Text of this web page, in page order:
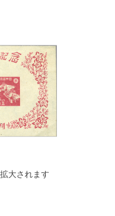
大されます